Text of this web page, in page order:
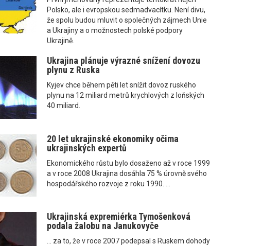
Polsko, ale i evropskou sedmadvacítku. Není divu,
že spolu budou mluvit o společných zájmech Unie
a Ukrajiny a o možnostech polské podpory
Ukrajině.
Ukrajina plánuje výrazné snížení dovozu
plynu z Ruska
Kyjev chce během pěti let snížit dovoz ruského
plynu na 12 miliard metrů krychlových z loňských
40 miliard.
20 let ukrajinské ekonomiky očima
ukrajinských expertů
Ekonomického růstu bylo dosaženo až v roce 1999
a v roce 2008 Ukrajina dosáhla 75 % úrovně svého
hospodářského rozvoje z roku 1990. ...
Ukrajinská expremiérka Tymošenková
podala žalobu na Janukovyče
... za to, že v roce 2007 podepsal s Ruskem dohody